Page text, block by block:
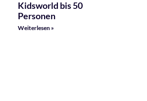
Kidsworld bis 50
Personen
Weiterlesen »